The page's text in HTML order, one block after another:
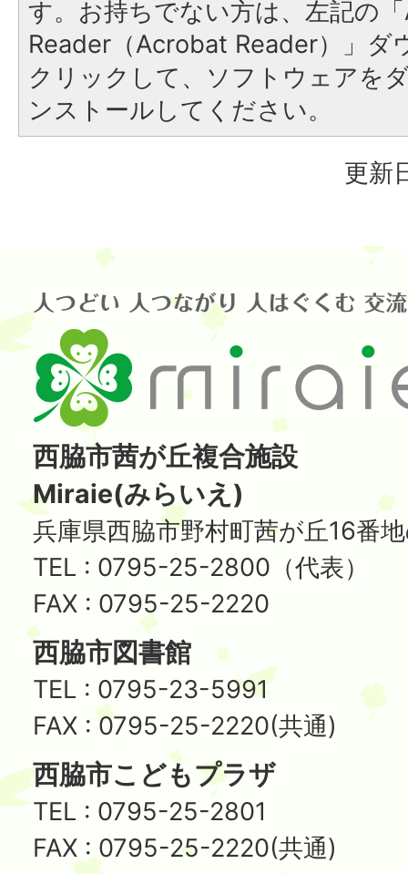
す。お持ちでない方は、左記の
Reader（Acrobat Reader）」ダ
クリックして、ソフトウェアを
ンストールしてください。
更新
西脇市茜が丘複合施設
Miraie(みらいえ)
兵庫県西脇市野村町茜が丘16番
TEL : 0795-25-2800（代表）
FAX : 0795-25-2220
西脇市図書館
TEL : 0795-23-5991
FAX : 0795-25-2220(共通)
西脇市こどもプラザ
TEL : 0795-25-2801
FAX : 0795-25-2220(共通)